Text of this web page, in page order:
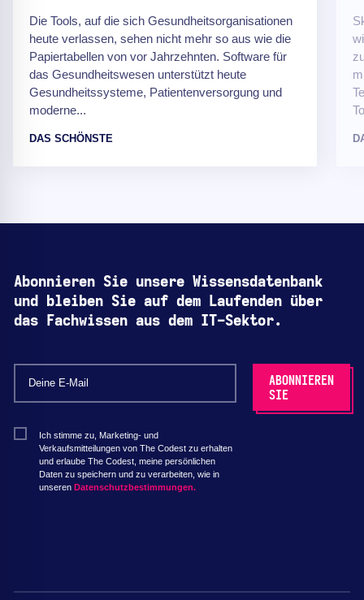
Die Tools, auf die sich Gesundheitsorganisationen
heute verlassen, sehen nicht mehr so aus wie die
Papiertabellen von vor Jahrzehnten. Software für
das Gesundheitswesen unterstützt heute
Gesundheitssysteme, Patientenversorgung und
moderne...
DAS SCHÖNSTE
Abonnieren Sie unsere Wissensdatenbank
und bleiben Sie auf dem Laufenden über
das Fachwissen aus dem IT-Sektor.
Ich stimme zu, Marketing- und
Verkaufsmitteilungen von The Codest zu erhalten
und erlaube The Codest, meine persönlichen
Daten zu speichern und zu verarbeiten, wie in
unseren Datenschutzbestimmungen.